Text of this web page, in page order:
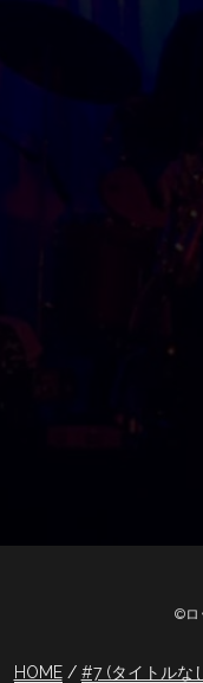
©ロ
HOME #7 (タイトルな